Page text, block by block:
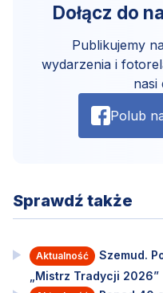
Dołącz do
Publikujemy
wydarzenia i
nasi
Polub
Sprawdź także
Aktualność
Szemud.
„Mistrz Tradycji 2026”